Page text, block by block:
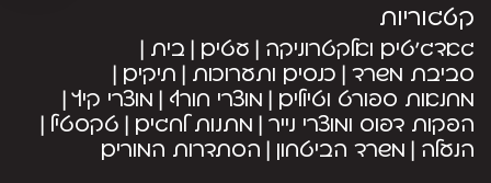
קטגוריות
גאדג’טים ואלקטרוניקה עטים בית
סביבת משרד כנסים ותערוכות תיקים
מחנאות ספורט וטיולים מוצרי חורף מוצרי קיץ
הפקות דפוס ומוצרי נייר מתנות לחגים טקסטיל
הנעלה משרד הביטחון הסתדרות המורים